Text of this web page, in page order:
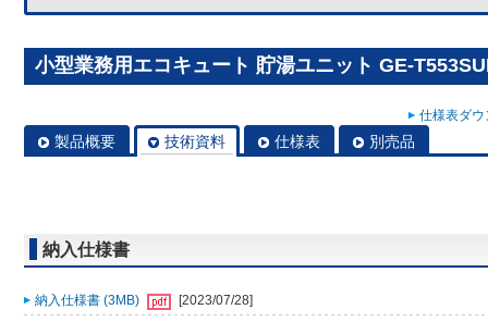
小型業務用エコキュート 貯湯ユニット GE-
仕様表ダ
製品概要 技術資料 仕様表 別売品
納入仕様書
納入仕様書 (3MB) [2023/07/28]